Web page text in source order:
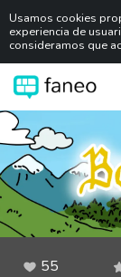
Usamos cookies
experiencia de
consideramos que
55